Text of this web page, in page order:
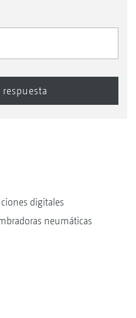
digitales
neumáticas